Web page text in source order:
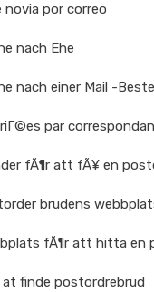
novia por correo
nach Ehe
nach einer Mail -
par
fÃ¶r att fÃ¥ en
brudens
fÃ¶r att hitta en
finde postordrebrud